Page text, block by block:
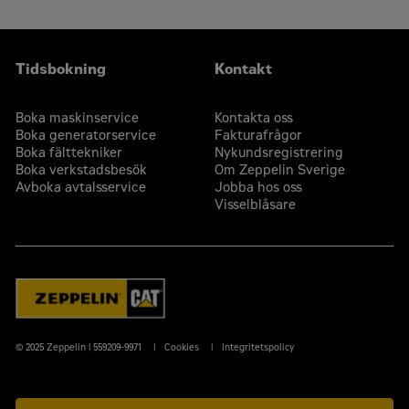
Tidsbokning
Boka maskinservice
Boka generatorservice
Boka fälttekniker
Boka verkstadsbesök
Avboka avtalsservice
Kontakt
Kontakta oss
Fakturafrågor
Nykundsregistrering
Om Zeppelin Sverige
Jobba hos oss
Visselblåsare
© 2025 Zeppelin | 559209-9971 Cookies Integritetspolicy